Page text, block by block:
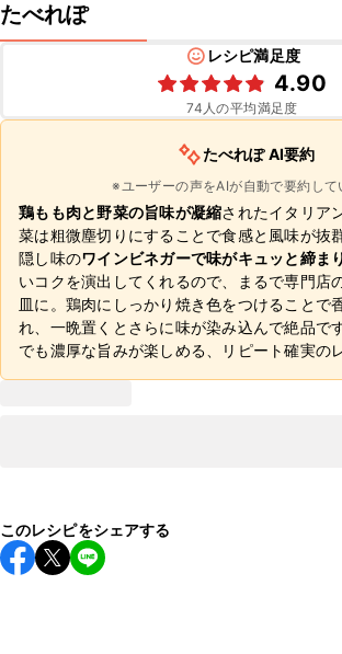
たべれぽ
レシピ満足度
4.90
74 人の平均満足度
たべれぽ AI要約
※ユーザーの声をAIが自動で要約して
鶏もも肉と野菜の旨味が凝縮されたイタリア
菜は粗微塵切りにすることで食感と風味が抜
隠し味のワインビネガーで味がキュッと締まり
いコクを演出してくれるので、まるで専門店
皿に。鶏肉にしっかり焼き色をつけることで
れ、一晩置くとさらに味が染み込んで絶品で
でも濃厚な旨みが楽しめる、リピート確実の
このレシピをシェアする